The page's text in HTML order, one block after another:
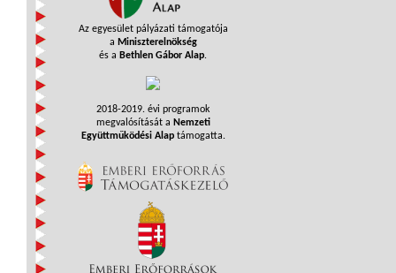
Az egyesület pályázati támogatója
a Miniszterelnökség
és a Bethlen Gábor Alap.
2018-2019. évi programok
megvalósítását a Nemzeti
Együttműködési Alaptámogatta.